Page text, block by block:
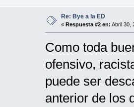
Re: Bye a la ED
« Respuesta #2 en: Abril 30,
Como toda
ofensivo,
puede ser
anterior de los